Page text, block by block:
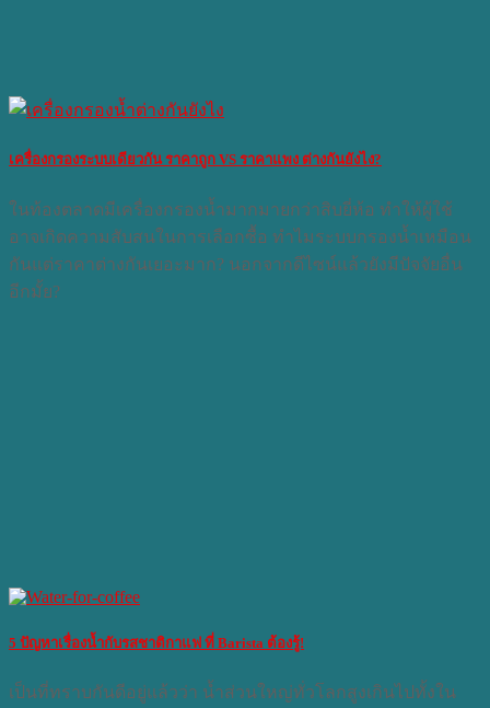
เครื่องกรองระบบเดียวกัน ราคาถูก VS ราคาแพง ต่างกันยังไง?
ในท้องตลาดมีเครื่องกรองน้ำมากมายกว่าสิบยี่ห้อ ทำให้ผู้ใช้
อาจเกิดความสับสนในการเลือกซื้อ ทำไมระบบกรองน้ำเหมือน
กันแต่ราคาต่างกันเยอะมาก? นอกจากดีไซน์แล้วยังมีปัจจัยอื่น
อีกมั้ย?
5 ปัญหาเรื่องน้ำกับรสชาติกาแฟ ที่ Barista ต้องรู้!
เป็นที่ทราบกันดีอยู่แล้วว่า น้ำส่วนใหญ่ทั่วโลกสูงเกินไปทั้งใน